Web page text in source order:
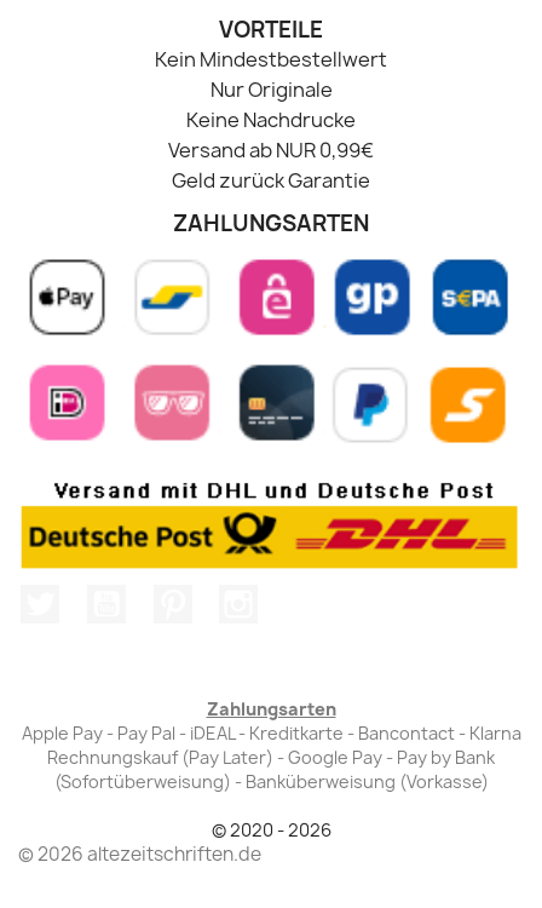
VORTEILE
Kein Mindestbestellwert
Nur Originale
Keine Nachdrucke
Versand ab NUR 0,99€
Geld zurück Garantie
ZAHLUNGSARTEN
Zahlungsarten
Apple Pay - Pay Pal - iDEAL - Kreditkarte - Bancontact - Klarna
Rechnungskauf (Pay Later) - Google Pay - Pay by Bank
(Sofortüberweisung) - Banküberweisung (Vorkasse)
© 2020 - 2026
© 2026 altezeitschriften.de